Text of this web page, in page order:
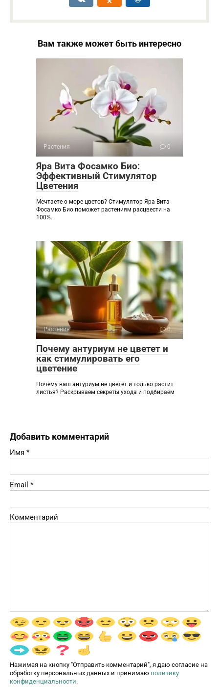
Вам также может быть интересно
Растения 0
Яра Вита Фосамко Био:
Эффективный Стимулятор
Цветения
Мечтаете о море цветов? Стимулятор Яра Вита
Фосамко Био поможет растениям расцвести на
100%.
Растения 0
Почему антуриум не цветет и
как стимулировать его
цветение
Почему ваш антуриум не цветет и только растит
листья? Раскрываем секреты ухода и подбираем
Добавить комментарий
Имя *
Email *
Комментарий
Нажимая на кнопку "Отправить комментарий", я даю согласие на
обработку персональных данных и принимаю политику
конфиденциальности.